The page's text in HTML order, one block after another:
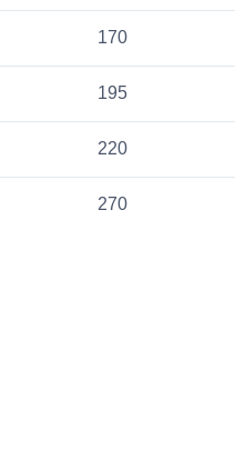
170
195
220
270